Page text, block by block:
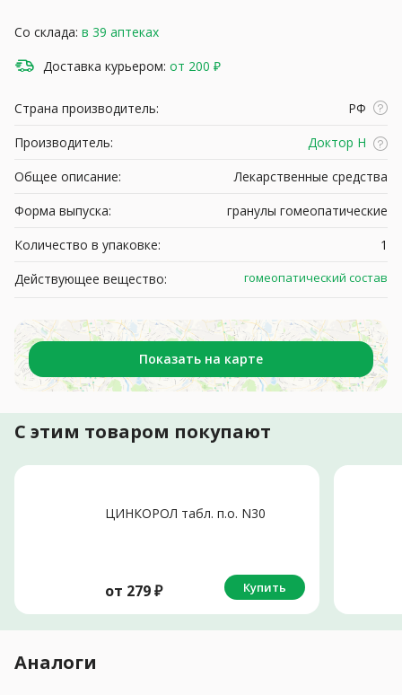
Со склада: в 39 аптеках
Доставка курьером: от 200 ₽
Страна производитель:
РФ
Производитель:
Доктор Н
Общее описание:
Лекарственные средства
Форма выпуска:
гранулы гомеопатические
Количество в упаковке:
1
Действующее вещество:
гомеопатический состав
Показать на карте
С этим товаром покупают
ЦИНКОРОЛ табл. п.о. N30
от 279₽ Купить
Аналоги